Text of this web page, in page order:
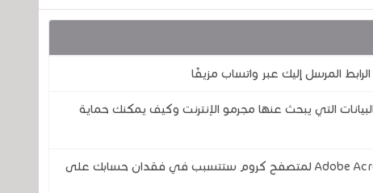
المرسل إليك عبر واتساب مزيفًا
التي يبحث عنها مجرمو الإنترنت وكيف يمكنك حماية
خطير .. هذه الثغرة الأمنية في إضافة Adobe Acrobat لمتصفح كروم ستتسبب في فقدان حسابك على